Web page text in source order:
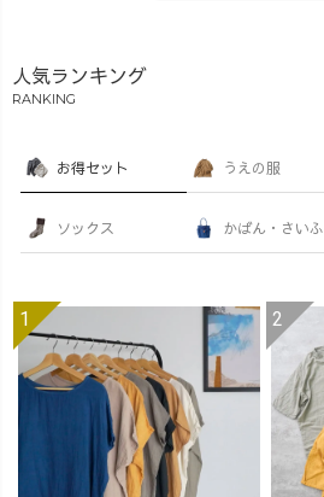
人気ランキング
RANKING
お得セット うえの服
ソックス かばん・さいふ